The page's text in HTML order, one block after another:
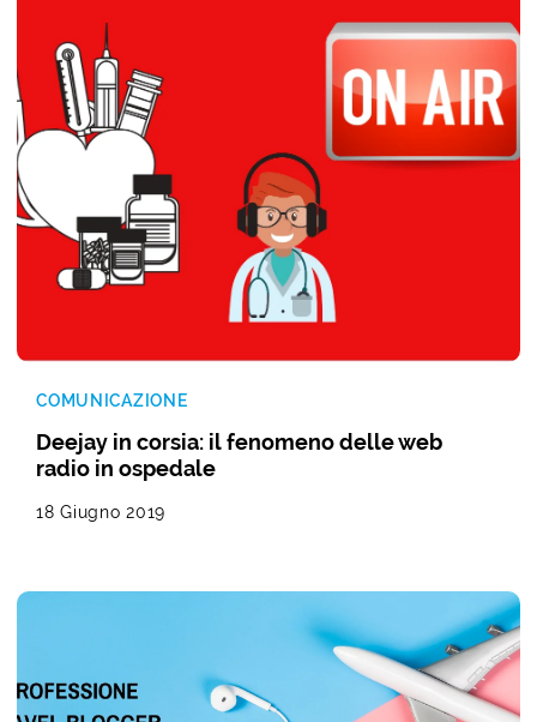
COMUNICAZIONE
Deejay in corsia: il fenomeno delle web
radio in ospedale
18 Giugno 2019